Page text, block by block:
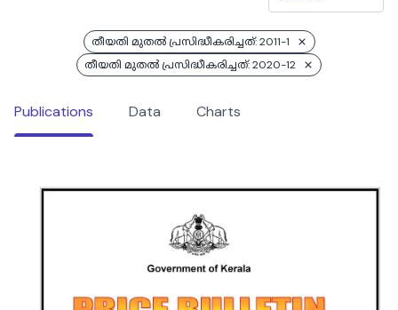
തീയതി മുതൽ പ്രസിദ്ധീകരിച്ചത്: 2011-1
തീയതി മുതൽ പ്രസിദ്ധീകരിച്ചത്: 2020-12
Publications Data Charts